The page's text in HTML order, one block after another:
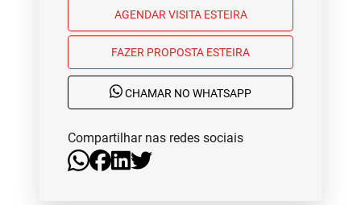
AGENDAR VISITA ESTEIRA
FAZER PROPOSTA ESTEIRA
CHAMAR NO WHATSAPP
Compartilhar nas redes sociais